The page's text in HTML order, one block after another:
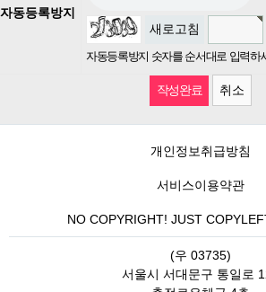
자동등록방지
새로고침
자동등록방지 숫자를 순서대로 입력하
취소
개인정보취급방침
서비스이용약관
NO COPYRIGHT! JUST
(우 03735)
서울시 서대문구 통일로